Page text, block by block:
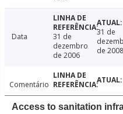
Data
31 de
dezembro
de 2006
31 de
de 2008
Comentário
Access to sanitation